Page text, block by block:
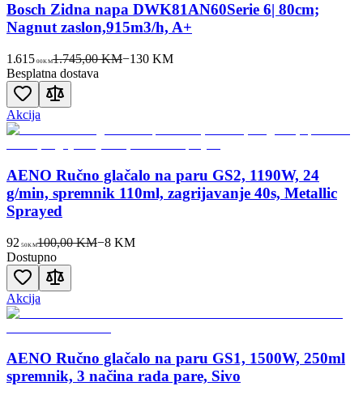
Bosch Zidna napa DWK81AN60Serie 6| 80cm;
Nagnut zaslon,915m3/h, A+
1.615 00KM1.745,00 KM−130KM
Besplatna dostava
Akcija
AENO Ručno glačalo na paru GS2, 1190W, 24
g/min, spremnik 110ml, zagrijavanje 40s, Metallic
Sprayed
92 50KM100,00 KM−8KM
Dostupno
Akcija
AENO Ručno glačalo na paru GS1, 1500W, 250ml
spremnik, 3 načina rada pare, Sivo